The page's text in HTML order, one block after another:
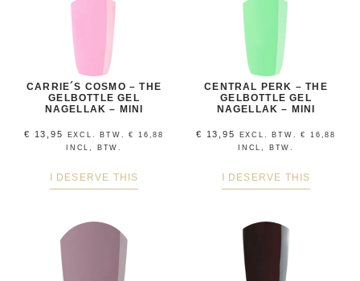
CARRIE´S COSMO – THE
GELBOTTLE GEL
NAGELLAK – MINI
€ 13,95 EXCL. BTW.€
16,88
INCL, BTW.
I DESERVE THIS
CENTRAL PERK – THE
GELBOTTLE GEL
NAGELLAK – MINI
€ 13,95 EXCL. BTW.€
16,88
INCL, BTW.
I DESERVE THIS